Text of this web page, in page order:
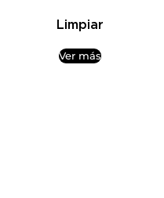
Limpiar
Ver más